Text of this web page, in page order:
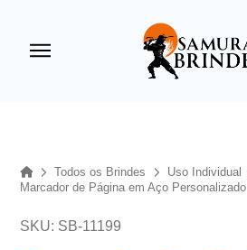
HomeTodos os Brindes
Uso Individual
Marcador de Página em Aço Personalizado
SKU: SB-11199